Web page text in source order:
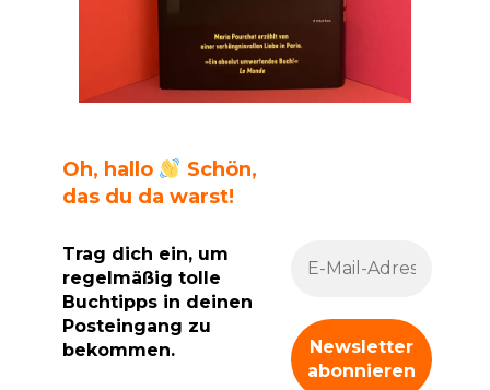
Oh, hallo
Schön,
das du da warst!
Trag dich ein, um
regelmäßig tolle
Buchtipps in deinen
Posteingang zu
bekommen.